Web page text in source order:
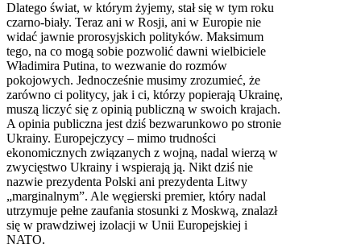
Dlatego świat, w którym żyjemy, stał się w tym roku
czarno-biały. Teraz ani w Rosji, ani w Europie nie
widać jawnie prorosyjskich polityków. Maksimum
tego, na co mogą sobie pozwolić dawni wielbiciele
Władimira Putina, to wezwanie do rozmów
pokojowych. Jednocześnie musimy zrozumieć, że
zarówno ci politycy, jak i ci, którzy popierają Ukrainę,
muszą liczyć się z opinią publiczną w swoich krajach.
A opinia publiczna jest dziś bezwarunkowo po stronie
Ukrainy. Europejczycy – mimo trudności
ekonomicznych związanych z wojną, nadal wierzą w
zwycięstwo Ukrainy i wspierają ją. Nikt dziś nie
nazwie prezydenta Polski ani prezydenta Litwy
„marginalnym”. Ale węgierski premier, który nadal
utrzymuje pełne zaufania stosunki z Moskwą, znalazł
się w prawdziwej izolacji w Unii Europejskiej i
NATO.